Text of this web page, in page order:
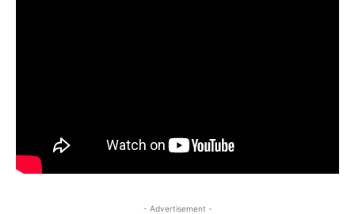
- Advertisement -